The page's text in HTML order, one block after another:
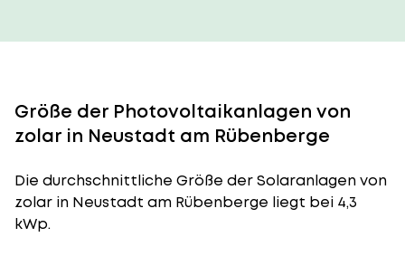
Größe der Photovoltaikanlagen von
zolar in Neustadt am Rübenberge
Die durchschnittliche Größe der Solaranlagenvon
zolar in Neustadt am Rübenberge liegt bei 4,3
kWp.